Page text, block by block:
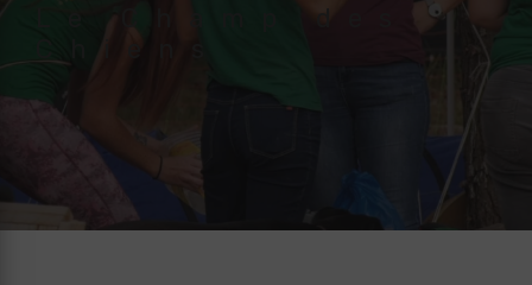
Le Champ des
Chiens